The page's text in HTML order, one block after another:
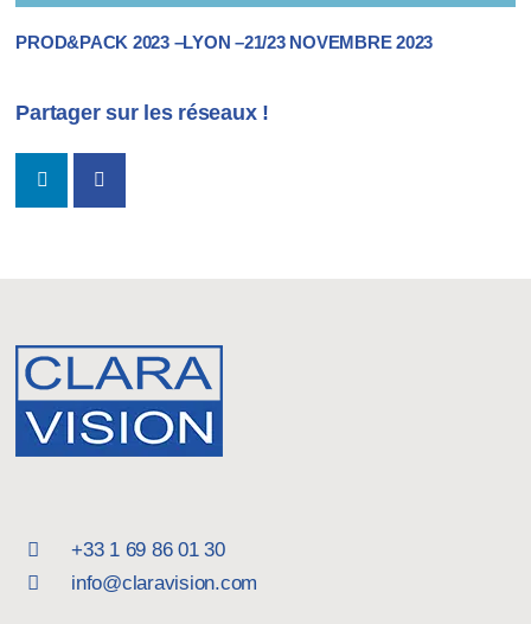
PROD&PACK 2023 –LYON –21/23 NOVEMBRE 2023
Partager sur les réseaux !
+33 1 69 86 01 30
info@claravision.com